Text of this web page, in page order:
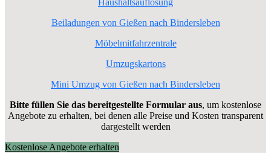
Haushaltsauflösung
Beiladungen von Gießen nach Bindersleben
Möbelmitfahrzentrale
Umzugskartons
Mini Umzug von Gießen nach Bindersleben
Bitte füllen Sie das bereitgestellte Formular aus, um kostenlose
Angebote zu erhalten, bei denen alle Preise und Kosten transparent
dargestellt werden
Kostenlose Angebote erhalten